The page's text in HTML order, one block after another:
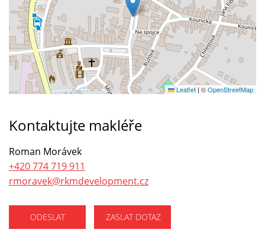
Leaflet | ©OpenStreetMap
Kontaktujte makléře
Roman Morávek
+420 774 719 911
rmoravek@rkmdevelopment.cz
ODESLAT ZASLAT DOTAZ